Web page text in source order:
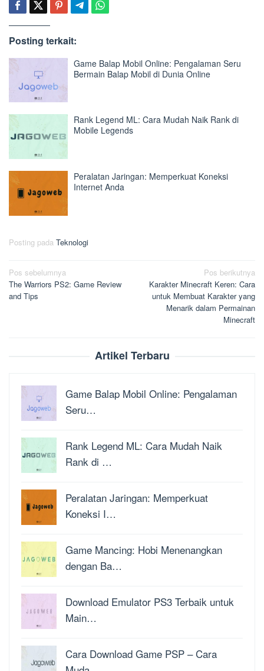
Posting terkait:
Game Balap Mobil Online: Pengalaman Seru
Bermain Balap Mobil di Dunia Online
Rank Legend ML: Cara Mudah Naik Rank di
Mobile Legends
Peralatan Jaringan: Memperkuat Koneksi
Internet Anda
Posting pada Teknologi
Navigasi
pos
Pos sebelumnya
The Warriors PS2: Game Review
and Tips
Pos berikutnya
Karakter Minecraft Keren: Cara
untuk Membuat Karakter yang
Menarik dalam Permainan
Minecraft
Artikel Terbaru
Game Balap Mobil Online: Pengalaman
Seru…
Rank Legend ML: Cara Mudah Naik
Rank di …
Peralatan Jaringan: Memperkuat
Koneksi I…
Game Mancing: Hobi Menenangkan
dengan Ba…
Download Emulator PS3 Terbaik untuk
Main…
Cara Download Game PSP – Cara